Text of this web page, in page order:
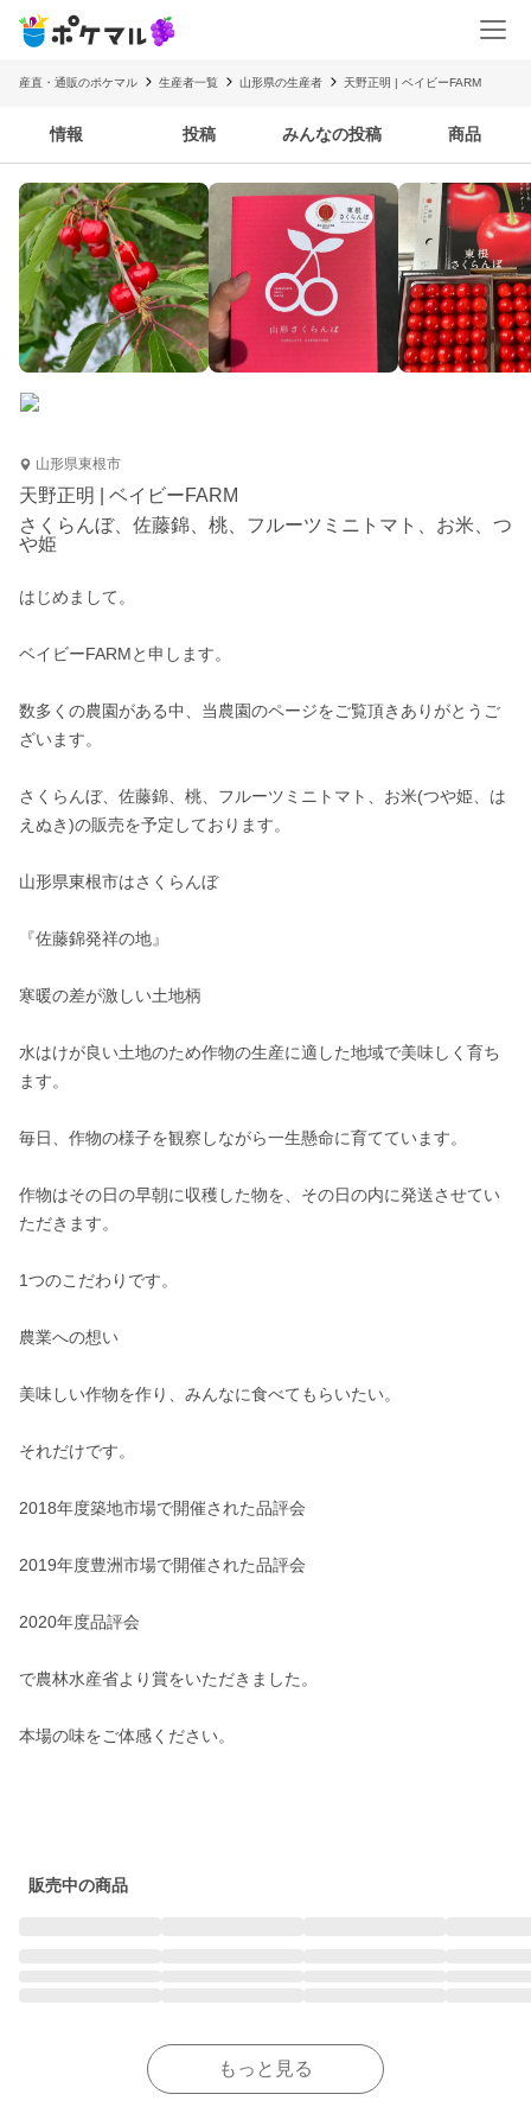
産直・通販のポケマル 生産者一覧 山形県の生産者 天野正明 | ベイビーFARM
情報 投稿 みんなの投稿 商品
山形県東根市
天野正明 | ベイビーFARM
さくらんぼ、佐藤錦、桃、フルーツミニトマト、お米、つ
や姫
はじめまして。
ベイビーFARMと申します。
数多くの農園がある中、当農園のページをご覧頂きありがとうご
ざいます。
さくらんぼ、佐藤錦、桃、フルーツミニトマト、お米(つや姫、は
えぬき)の販売を予定しております。
山形県東根市はさくらんぼ
『佐藤錦発祥の地』
寒暖の差が激しい土地柄
水はけが良い土地のため作物の生産に適した地域で美味しく育ち
ます。
毎日、作物の様子を観察しながら一生懸命に育てています。
作物はその日の早朝に収穫した物を、その日の内に発送させてい
ただきます。
1つのこだわりです。
農業への想い
美味しい作物を作り、みんなに食べてもらいたい。
それだけです。
2018年度築地市場で開催された品評会
2019年度豊洲市場で開催された品評会
2020年度品評会
で農林水産省より賞をいただきました。
本場の味をご体感ください。
販売中の商品
もっと見る